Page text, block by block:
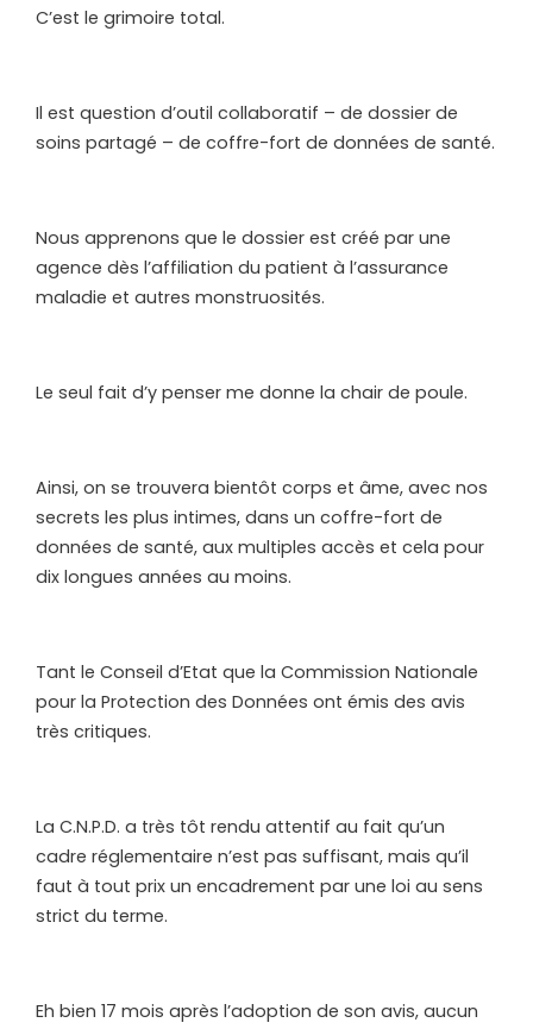
C’est le grimoire total.
Il est question d’outil collaboratif – de dossier de
soins partagé – de coffre-fort de données de santé.
Nous apprenons que le dossier est créé par une
agence dès l’affiliation du patient à l’assurance
maladie et autres monstruosités.
Le seul fait d’y penser me donne la chair de poule.
Ainsi, on se trouvera bientôt corps et âme, avec nos
secrets les plus intimes, dans un coffre-fort de
données de santé, aux multiples accès et cela pour
dix longues années au moins.
Tant le Conseil d’Etat que la Commission Nationale
pour la Protection des Données ont émis des avis
très critiques.
La C.N.P.D. a très tôt rendu attentif au fait qu’un
cadre réglementaire n’est pas suffisant, mais qu’il
faut à tout prix un encadrement par une loi au sens
strict du terme.
Eh bien 17 mois après l’adoption de son avis, aucun